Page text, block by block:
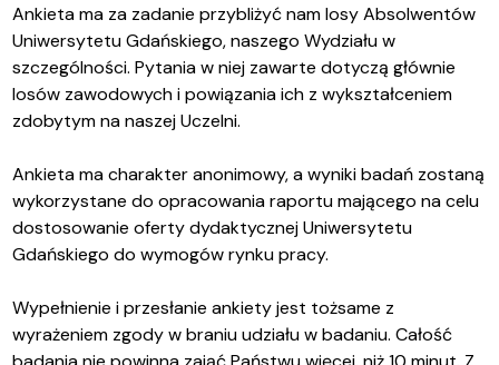
Ankieta ma za zadanie przybliżyć nam losy Absolwentów
Uniwersytetu Gdańskiego, naszego Wydziału w
szczególności. Pytania w niej zawarte dotyczą głównie
losów zawodowych i powiązania ich z wykształceniem
zdobytym na naszej Uczelni.
Ankieta ma charakter anonimowy, a wyniki badań zostaną
wykorzystane do opracowania raportu mającego na celu
dostosowanie oferty dydaktycznej Uniwersytetu
Gdańskiego do wymogów rynku pracy.
Wypełnienie i przesłanie ankiety jest tożsame z
wyrażeniem zgody w braniu udziału w badaniu. Całość